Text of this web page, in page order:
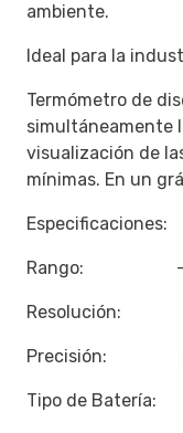
ambiente.
Ideal para la
Termómetro de
simultáneamente
visualización de
mínimas. En un
Especificaciones:
Rango: -40
Resolución:
Precisión: ±
Tipo de Batería: